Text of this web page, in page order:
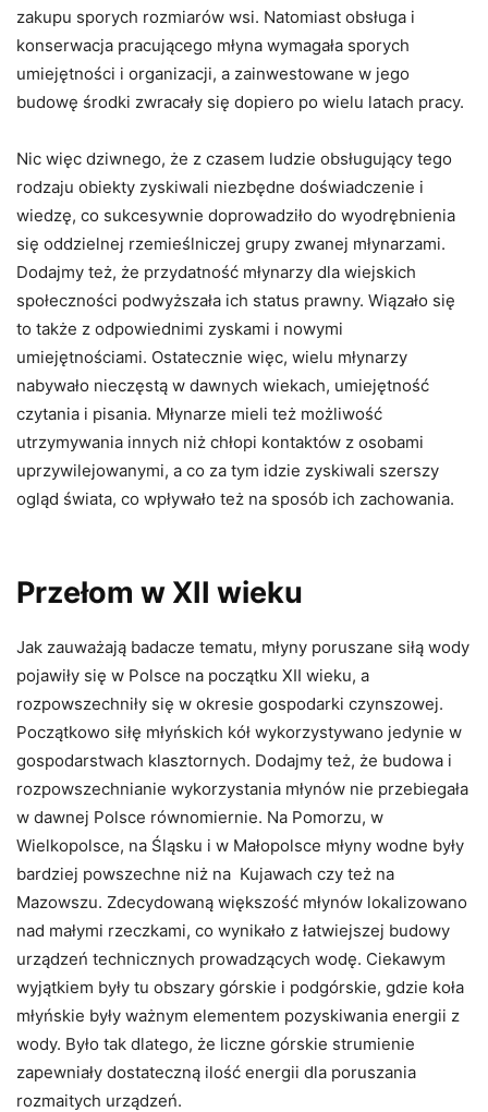
zakupu sporych rozmiarów wsi. Natomiast obsługa i
konserwacja pracującego młyna wymagała sporych
umiejętności i organizacji, a zainwestowane w jego
budowę środki zwracały się dopiero po wielu latach pracy.
Nic więc dziwnego, że z czasem ludzie obsługujący tego
rodzaju obiekty zyskiwali niezbędne doświadczenie i
wiedzę, co sukcesywnie doprowadziło do wyodrębnienia
się oddzielnej rzemieślniczej grupy zwanej młynarzami.
Dodajmy też, że przydatność młynarzy dla wiejskich
społeczności podwyższała ich status prawny. Wiązało się
to także z odpowiednimi zyskami i nowymi
umiejętnościami. Ostatecznie więc, wielu młynarzy
nabywało nieczęstą w dawnych wiekach, umiejętność
czytania i pisania. Młynarze mieli też możliwość
utrzymywania innych niż chłopi kontaktów z osobami
uprzywilejowanymi, a co za tym idzie zyskiwali szerszy
ogląd świata, co wpływało też na sposób ich zachowania.
Przełom w XII wieku
Jak zauważają badacze tematu, młyny poruszane siłą wody
pojawiły się w Polsce na początku XII wieku, a
rozpowszechniły się w okresie gospodarki czynszowej.
Początkowo siłę młyńskich kół wykorzystywano jedynie w
gospodarstwach klasztornych. Dodajmy też, że budowa i
rozpowszechnianie wykorzystania młynów nie przebiegała
w dawnej Polsce równomiernie. Na Pomorzu, w
Wielkopolsce, na Śląsku i w Małopolsce młyny wodne były
bardziej powszechne niż na Kujawach czy też na
Mazowszu. Zdecydowaną większość młynów lokalizowano
nad małymi rzeczkami, co wynikało z łatwiejszej budowy
urządzeń technicznych prowadzących wodę. Ciekawym
wyjątkiem były tu obszary górskie i podgórskie, gdzie koła
młyńskie były ważnym elementem pozyskiwania energii z
wody. Było tak dlatego, że liczne górskie strumienie
zapewniały dostateczną ilość energii dla poruszania
rozmaitych urządzeń.